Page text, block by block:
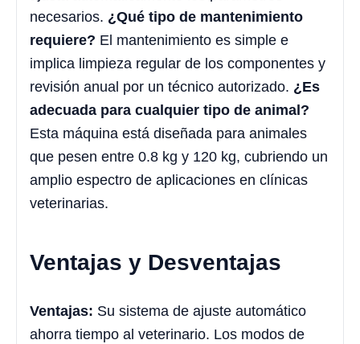
necesarios. ¿Qué tipo de mantenimiento
requiere? El mantenimiento es simple e
implica limpieza regular de los componentes y
revisión anual por un técnico autorizado. ¿Es
adecuada para cualquier tipo de animal?
Esta máquina está diseñada para animales
que pesen entre 0.8 kg y 120 kg, cubriendo un
amplio espectro de aplicaciones en clínicas
veterinarias.
Ventajas y Desventajas
Ventajas: Su sistema de ajuste automático
ahorra tiempo al veterinario. Los modos de